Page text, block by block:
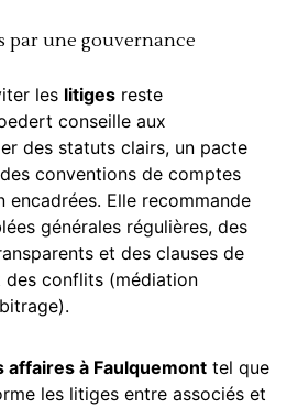
par une gouvernance
les litiges reste
conseille aux
des statuts clairs, un pacte
conventions de comptes
encadrées. Elle recommande
générales régulières, des
et des clauses de
conflits (médiation
affaires à Faulquemont tel que
les litiges entre associés et